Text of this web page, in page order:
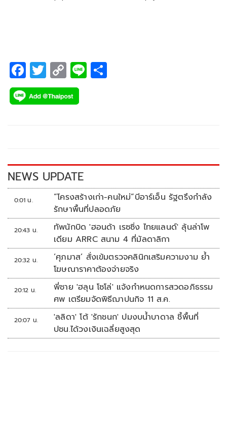
F
ac
e
k
T
wi
tt
C
o
p
k
Li
NEWS UPDATE
0:01 น.
“โครงสร้างเก่า-คนใหม่”บีอาร์เอ็น รัฐตรึงกำลัง
รักษาพื้นที่ปลอดภัย
20:43 น.
ทัพนักบิด 'ฮอนด้า เรซซิ่ง ไทยแลนด์' ลุ้นล่าโพ
เดียม ARRC สนาม 4 ที่มัลดาลิกา
20:32 น.
‘ศุภมาส’ สั่งเข้มตรวจคลินิกเสริมความงาม ย้ำ
โฆษณาราคาต้องจ่ายจริง
20:12 น.
พี่ชาย 'ฮลุน โซโล่' แจ้งกำหนดการสวดอภิธรรม
ศพ เตรียมจัดพิธีฌาปนกิจ 11 ส.ค.
20:07 น.
'ลลิดา' โต้ 'รักชนก' ปมงบน้ำบาดาล ชี้พื้นที่
ปชน.ได้วงเงินเฉลี่ยสูงสุด